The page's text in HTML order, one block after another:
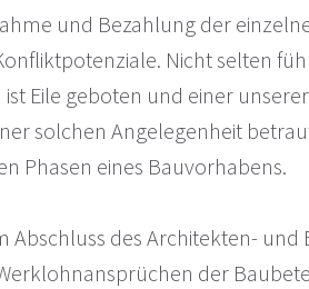
und Bezahlung der
Nicht selten
Eile geboten und einer
solchen Angelegenheit
Phasen eines Bauvorhabens.
des Architekten-
der